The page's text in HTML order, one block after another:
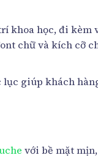
khoa học, đi
chữ và kích cỡ
giúp khách
với bề mặt